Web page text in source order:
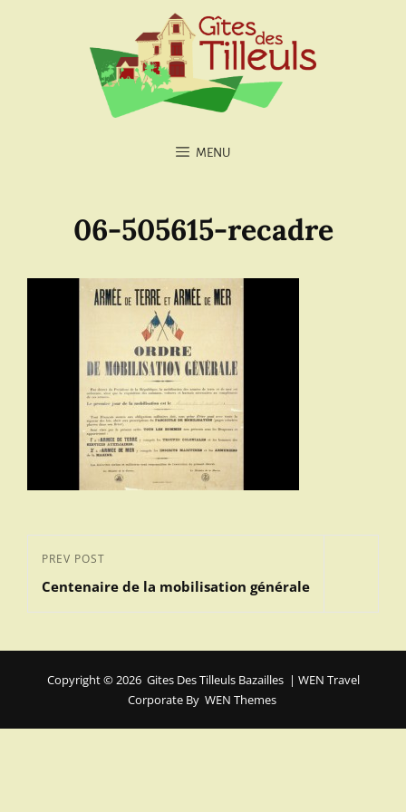
MENU
06-505615-recadre
Navigation
de
l’article
Previous
Post
PREV POST
Centenaire de la mobilisation générale
Copyright © 2026 Gites Des Tilleuls Bazailles | WEN Travel
Corporate By WEN Themes